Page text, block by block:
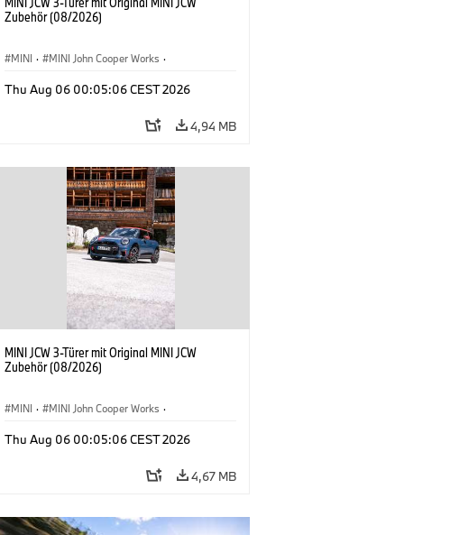
Zubehör (08/2026)
MINI · MINI John Cooper Works ·
Sonderausstattungen, Zubehör
Thu Aug 06 00:05:06 CEST 2026
4,94 MB
MINI JCW 3-Türer mit Original MINI JCW
Zubehör (08/2026)
MINI · MINI John Cooper Works ·
Sonderausstattungen, Zubehör
Thu Aug 06 00:05:06 CEST 2026
4,67 MB